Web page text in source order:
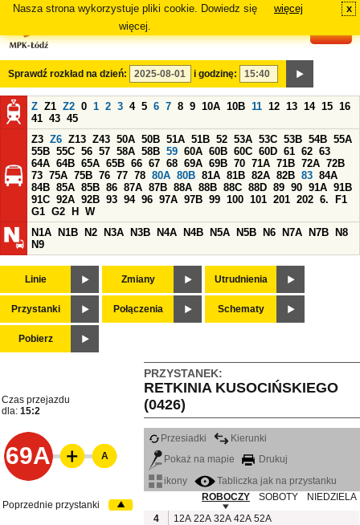
Nasza strona wykorzystuje pliki cookie. Dowiedz się
więcej.
więcej x
Sprawdź rozkład na dzień: i godzinę:
Z Z1 Z2 0 1 2 3 4 5 6 7 8 9 10A 10B 11 12 13 14 15 16
41 43 45
Z3 Z6 Z13 Z43 50A 50B 51A 51B 52 53A 53C 53B 54B 55A
55B 55C 56 57 58A 58B 59 60A 60B 60C 60D 61 62 63
64A 64B 65A 65B 66 67 68 69A 69B 70 71A 71B 72A 72B
73 75A 75B 76 77 78 80A 80B 81A 81B 82A 82B 83 84A
84B 85A 85B 86 87A 87B 88A 88B 88C 88D 89 90 91A 91B
91C 92A 92B 93 94 96 97A 97B 99 100 101 201 202 6.
F1
G1 G2 H
W
N1A
N1B N2 N3A N3B N4A N4B N5A N5B N6 N7A N7B
N8
N9
Linie Zmiany Utrudnienia
Przystanki Połączenia Schematy
Pobierz
PRZYSTANEK:
RETKINIA KUSOCIŃSKIEGO
(0426)
Czas przejazdu
dla: 15:2
69A
Przesiadki
Kierunki
Pokaż na mapie
Drukuj
ikony
Tabliczka jak na przystanku
ROBOCZY
SOBOTY
NIEDZIELA
4
12A 22A 32A 42A 52A
A
Poprzednie przystanki